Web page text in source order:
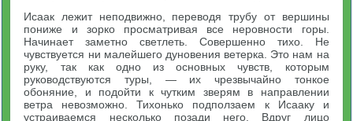
Исаак лежит неподвижно, переводя трубу от вершины
пониже и зорко просматривая все неровности горы.
Начинает заметно светлеть. Совершенно тихо. Не
чувствуется ни малейшего дуновения ветерка. Это нам на
руку, так как одно из основных чувств, которым
руководствуются туры, — их чрезвычайно тонкое
обоняние, и подойти к чутким зверям в направлении
ветра невозможно. Тихонько подползаем к Исааку и
устраиваемся несколько позади него. Вдруг лицо